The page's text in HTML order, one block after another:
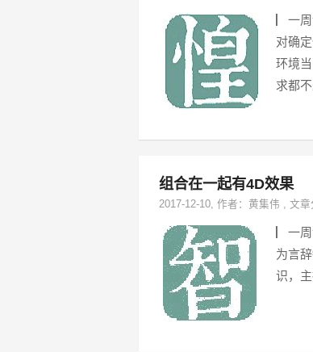
▏一
对确
环境
求都
组合在一起有4D效果
2017-12-10, 作者： 黄集伟 , 文章
▏一
为言
识，主